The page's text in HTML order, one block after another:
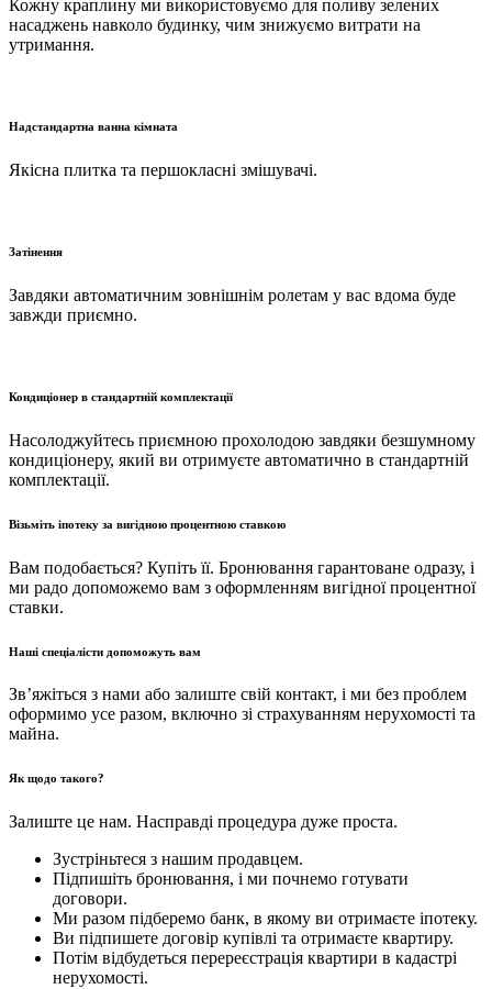
Кожну краплину ми використовуємо для поливу зелених
насаджень навколо будинку, чим знижуємо витрати на
утримання.
Надстандартна ванна кімната
Якісна плитка та першокласні змішувачі.
Затінення
Завдяки автоматичним зовнішнім ролетам у вас вдома буде
завжди приємно.
Кондиціонер в стандартній комплектації
Насолоджуйтесь приємною прохолодою завдяки безшумному
кондиціонеру, який ви отримуєте автоматично в стандартній
комплектації.
Візьміть іпотеку за вигідною процентною ставкою
Вам подобається? Купіть її. Бронювання гарантоване одразу, і
ми радо допоможемо вам з оформленням вигідної процентної
ставки.
Наші спеціалісти допоможуть вам
Зв’яжіться з нами або залиште свій контакт, і ми без проблем
оформимо усе разом, включно зі страхуванням нерухомості та
майна.
Як щодо такого?
Залиште це нам. Насправді процедура дуже проста.
Зустріньтеся з нашим продавцем.
Підпишіть бронювання, і ми почнемо готувати
договори.
Ми разом підберемо банк, в якому ви отримаєте іпотеку.
Ви підпишете договір купівлі та отримаєте квартиру.
Потім відбудеться перереєстрація квартири в кадастрі
нерухомості.